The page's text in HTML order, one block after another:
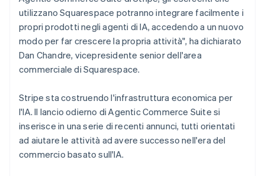
utilizzano Squarespace potranno integrare facilmente i
propri prodotti negli agenti di IA, accedendo a un nuovo
modo per far crescere la propria attività", ha dichiarato
Dan Chandre, vicepresidente senior dell'area
commerciale di Squarespace.
Stripe sta costruendo l'infrastruttura economica per
l'IA. Il lancio odierno di Agentic Commerce Suite si
inserisce in una serie di recenti annunci, tutti orientati
ad aiutare le attività ad avere successo nell'era del
commercio basato sull'IA.
English 简体中文
Regno Unito
English
Repubblica Ceca
English
Romania
Singapore
English 简体中文
Slovacchia
English
Slovenia
English Italiano